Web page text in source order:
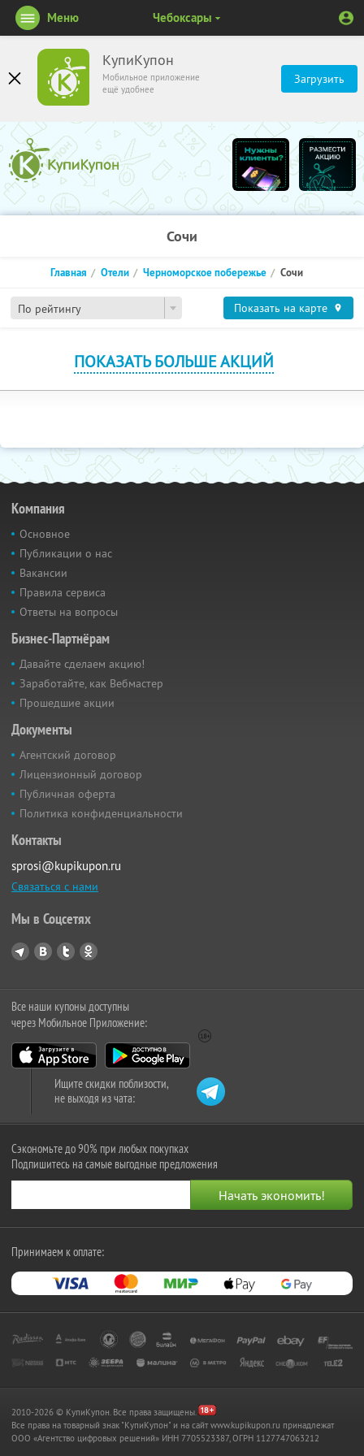
КупиКупон
Мобильное приложение
ещё удобнее
Загрузить
Меню Чебоксары
Сочи
По рейтингу
Главная Отели Черноморское побережье Сочи
Показать на карте
ПОКАЗАТЬ БОЛЬШЕ АКЦИЙ
Компания
Основное
Публикации о нас
Вакансии
Правила сервиса
Ответы на вопросы
Бизнес-Партнёрам
Давайте сделаем акцию!
Заработайте, как Вебмастер
Прошедшие акции
Документы
Агентский договор
Лицензионный договор
Публичная оферта
Политика конфиденциальности
Контакты
sprosi@kupikupon.ru
Связаться с нами
Мы в Соцсетях
Все наши купоны доступны
через Мобильное Приложение:
Ищите скидки поблизости,
не выходя из чата:
Сэкономьте до 90% при любых покупках
Подпишитесь на самые выгодные предложения
Принимаем к оплате:
2010-2026 © КупиКупон. Все права защищены.
Все права на товарный знак "КупиКупон" и на сайт www.kupikupon.ru принадлежат
OOO «Агентство цифровых решений» ИНН 7705523387, ОГРН 1127747063212